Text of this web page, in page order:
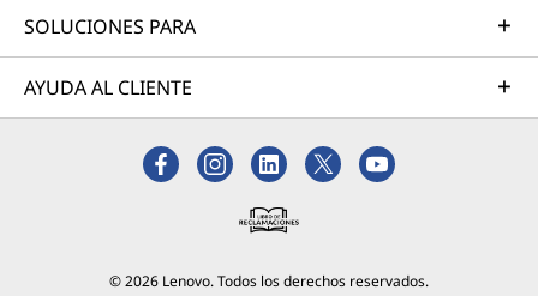
SOLUCIONES PARA
AYUDA AL CLIENTE
© 2026 Lenovo. Todos los derechos reservados.